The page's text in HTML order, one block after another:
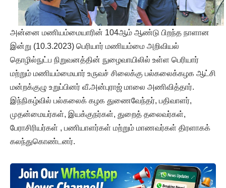
அன்னை மணியம்மையாரின் 104ஆம் ஆண்டு பிறந்த நாளான
இன்று (10.3.2023) பெரியார் மணியம்மை அறிவியல்
தொழில்நுட்ப நிறுவனத்தின் நுழைவாயிலில் உள்ள பெரியார்
மற்றும் மணியம்மையார் உருவச் சிலைக்கு பல்கலைக்கழக ஆட்சி
மன்றக்குழு உறுப்பினர் வீ.அன்புராஜ் மாலை அணிவித்தார்.
இந்நிகழ்வில் பல்கலைக் கழக துணைவேந்தர், பதிவாளர்,
முதன்மையர்கள், இயக்குநர்கள், துறைத் தலைவர்கள்,
பேராசிரியர்கள் , பணியாளர்கள் மற்றும் மாணவர்கள் திரளாகக்
கலந்துகொண்டனர்.